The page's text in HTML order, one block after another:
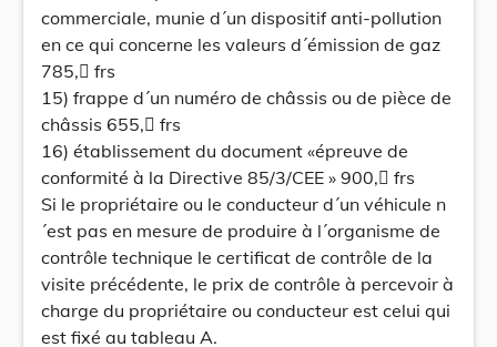
commerciale, munie d´un dispositif anti-pollution
en ce qui concerne les valeurs d´émission de gaz
785, frs
15) frappe d´un numéro de châssis ou de pièce de
châssis 655, frs
16) établissement du document «épreuve de
conformité à la Directive 85/3/CEE » 900, frs
Si le propriétaire ou le conducteur d´un véhicule n
´est pas en mesure de produire à l´organisme de
contrôle technique le certificat de contrôle de la
visite précédente, le prix de contrôle à percevoir à
charge du propriétaire ou conducteur est celui qui
est fixé au tableau A.